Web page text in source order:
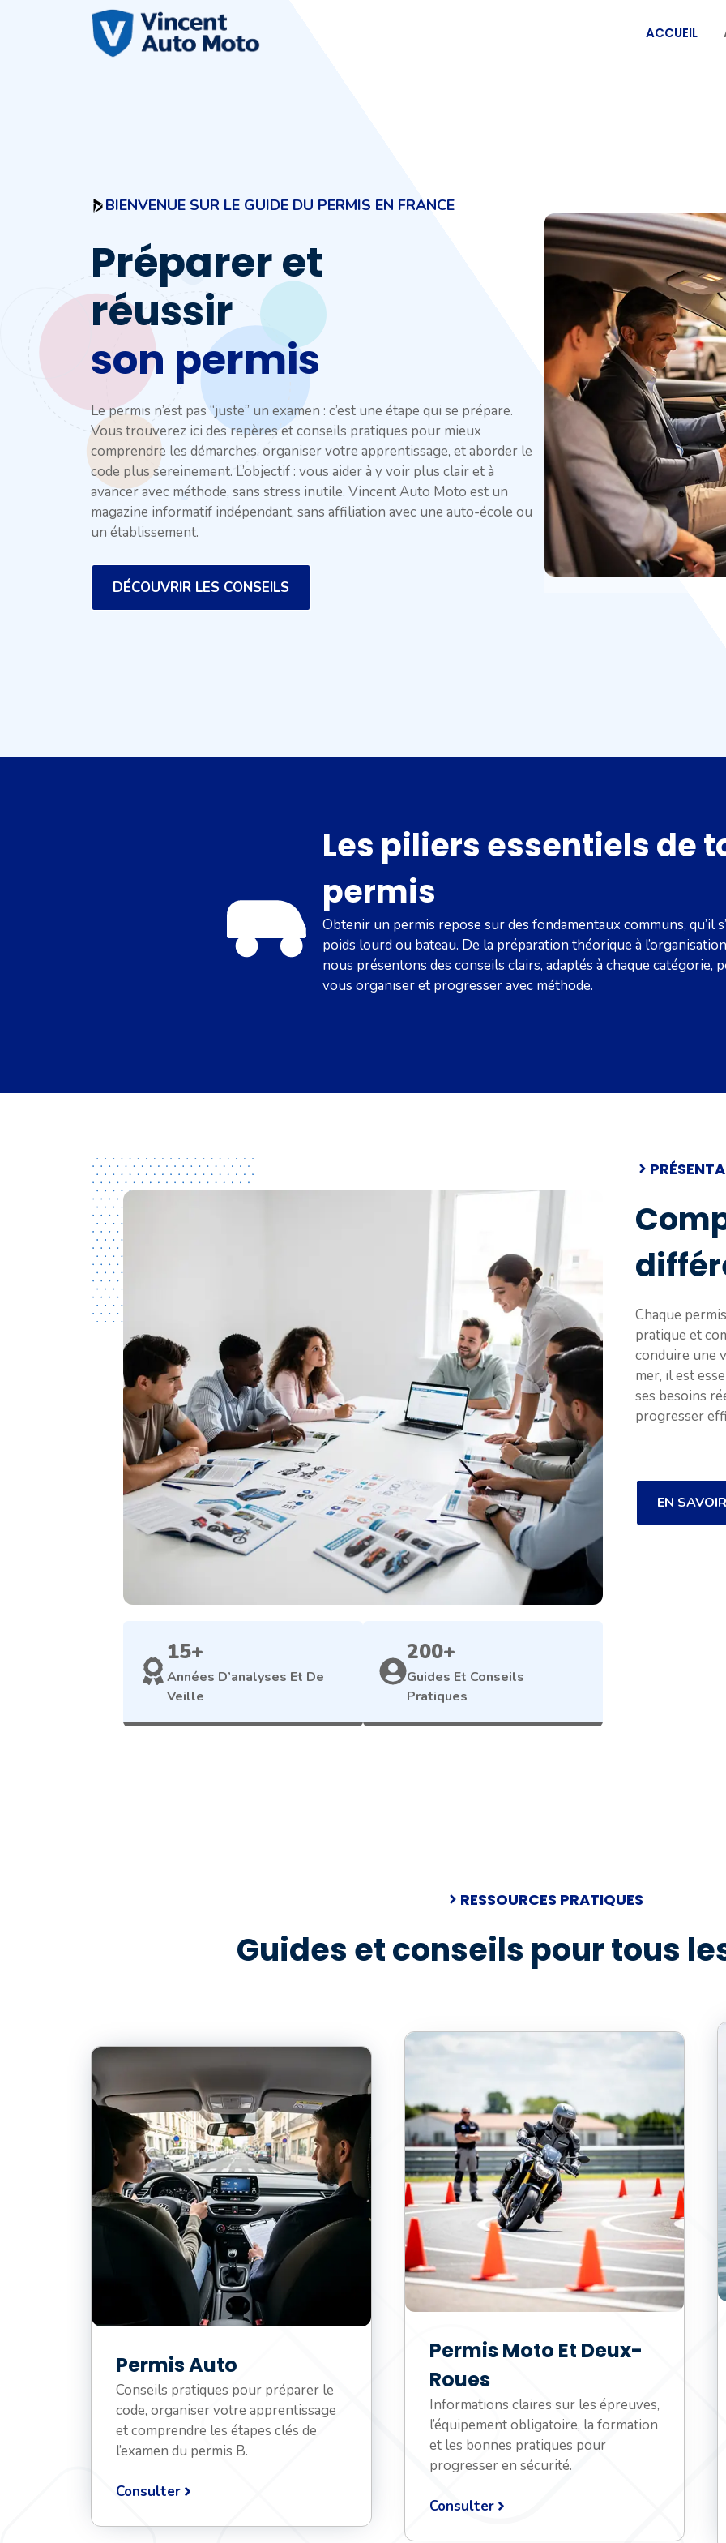
ACCUEIL
BIENVENUE SUR LE GUIDE DU PERMIS EN FRANCE
Préparer et
réussir
son permis
Le permis n’est pas “juste” un examen : c’est une étape qui se prépare.
Vous trouverez ici des repères et conseils pratiques pour mieux
comprendre les démarches, organiser votre apprentissage, et aborder le
code plus sereinement. L’objectif : vous aider à y voir plus clair et à
avancer avec méthode, sans stress inutile. Vincent Auto Moto est un
magazine informatif indépendant, sans affiliation avec une auto-école ou
un établissement.
DÉCOUVRIR LES CONSEILS
Les piliers essentiels de
permis
Obtenir un permis repose sur des fondamentaux communs, qu’il
poids lourd ou bateau. De la préparation théorique à
nous présentons des conseils clairs, adaptés à chaque catégorie,
vous organiser et progresser avec méthode.
15+
Années D’analyses Et De
Veille
200+
Guides Et Conseils
Pratiques
Chaque
pratique et
conduire une
mer, il est
ses besoins
progresser
EN
RESSOURCES PRATIQUES
Guides et conseils pour tous
Permis Auto
Conseils pratiques pour préparer le
code, organiser votre apprentissage
et comprendre les étapes clés de
l’examen du permis B.
Consulter
Permis Moto Et Deux-
Roues
Informations claires sur les épreuves,
l’équipement obligatoire, la formation
et les bonnes pratiques pour
progresser en sécurité.
Consulter